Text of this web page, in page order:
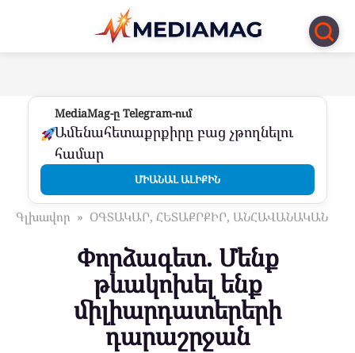
Перейти
контенту
MediaMag-ը Telegram-ում
Ամենահետաքրքիրը բաց չթողնելու
համար
ՄԻԱՆԱԼ ԱԼԻՔԻՆ
Գլխավոր » ՕԳՏԱԿԱՐ, ՀԵՏԱՔՐՔԻՐ, ԱՆՀԱՎԱՆԱԿԱՆ
Փորձագետ. Մենք
թևակոխել ենք
միլիարդատերերի
դարաշրջան